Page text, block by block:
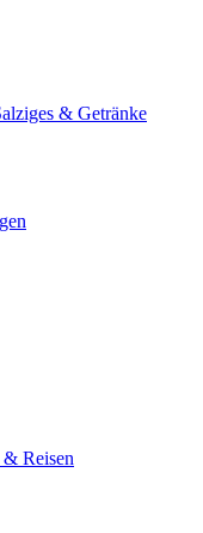
& Getränke
& Reisen